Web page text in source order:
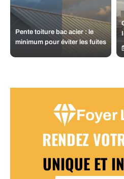
Pente toiture bac acier : le
minimum pour éviter les fuites
Foyer
RENDEZ
UNIQUE ET